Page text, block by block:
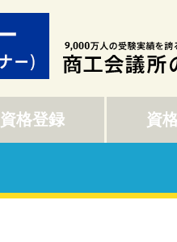
資格登録 資